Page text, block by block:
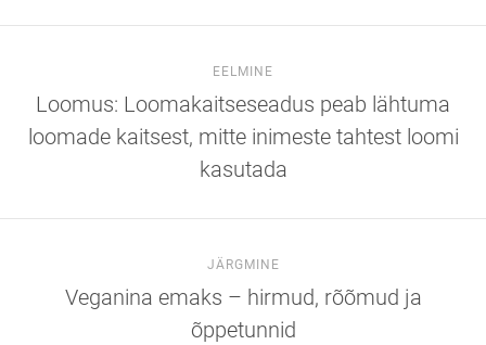
EELMINE
Loomus: Loomakaitseseadus peab lähtuma
loomade kaitsest, mitte inimeste tahtest loomi
kasutada
JÄRGMINE
Veganina emaks – hirmud, rõõmud ja
õppetunnid